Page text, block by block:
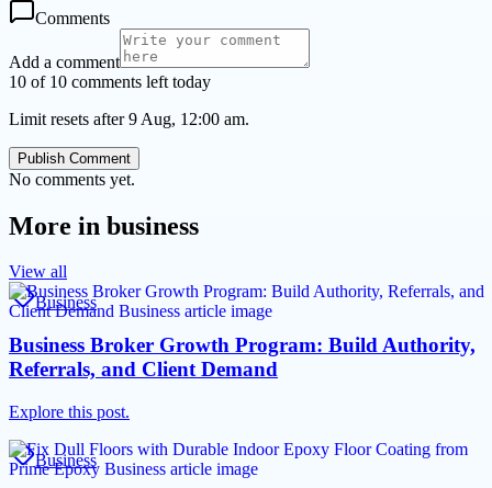
Comments
Add a comment
10 of 10 comments left today
Limit resets after 9 Aug, 12:00 am.
Publish Comment
No comments yet.
More in business
View all
Business
Business Broker Growth Program: Build Authority,
Referrals, and Client Demand
Explore this post.
Business